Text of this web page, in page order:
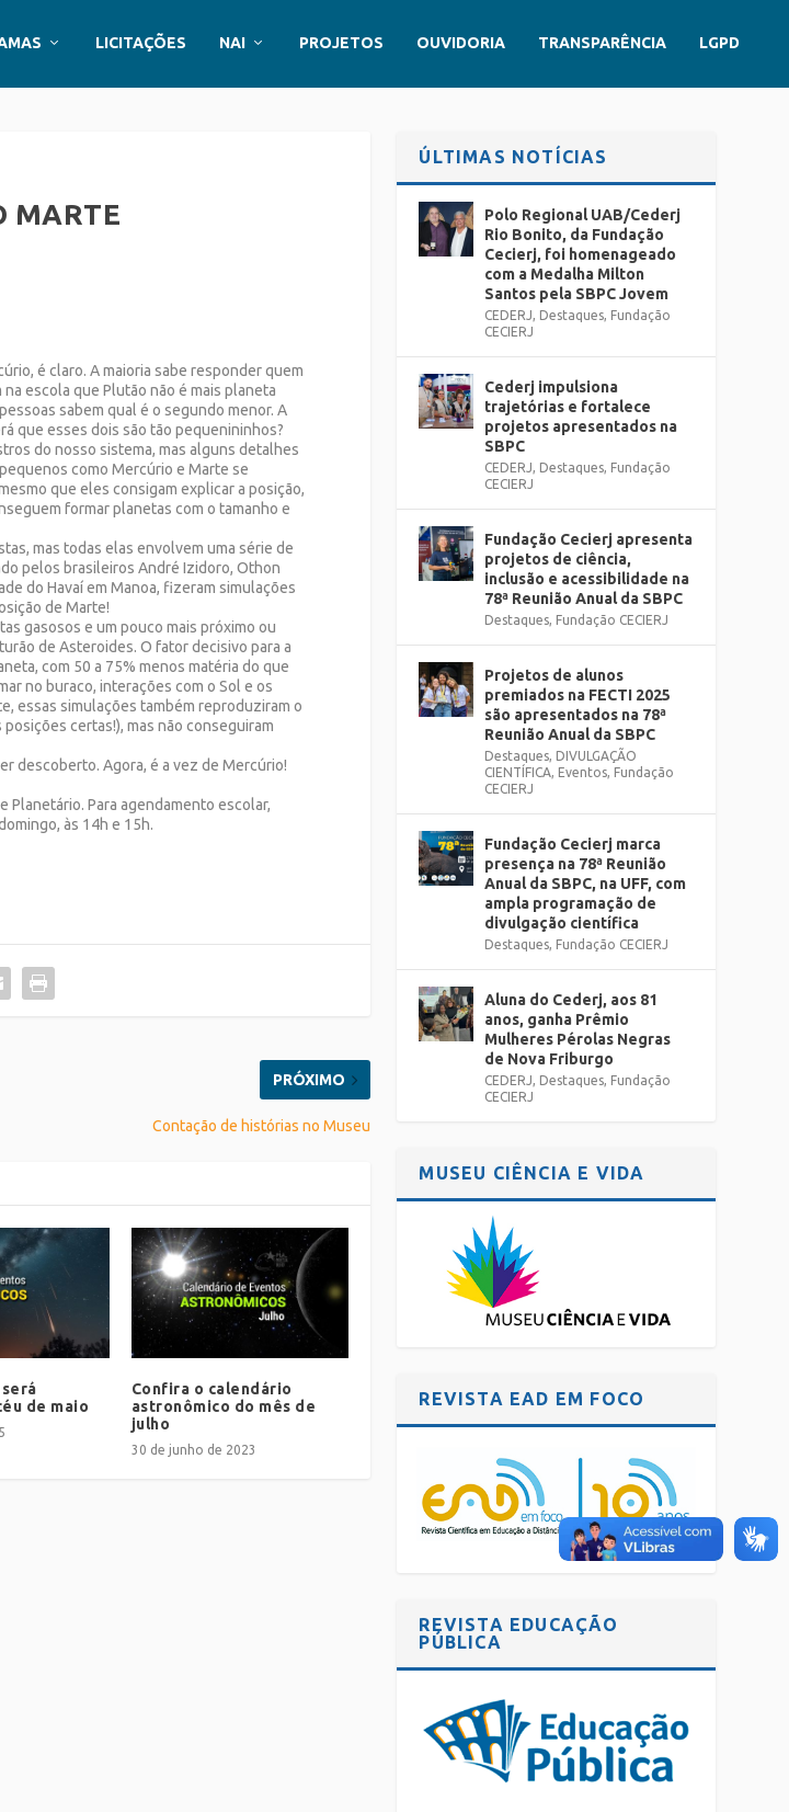
LICITAÇÕES NAI PROJETOS OUVIDORIA TRANSPARÊNCIA LGPD
MARTE
é claro. A maioria sabe responder quem
escola que Plutão não é mais planeta
sabem qual é o segundo menor. A
que esses dois são tão pequenininhos?
do nosso sistema, mas alguns detalhes
como Mercúrio e Marte se
que eles consigam explicar a posição,
formar planetas com o tamanho e
mas todas elas envolvem uma série de
pelos brasileiros André Izidoro, Othon
do Havaí em Manoa, fizeram simulações
de Marte!
gasosos e um pouco mais próximo ou
de Asteroides. O fator decisivo para a
com 50 a 75% menos matéria do que
no buraco, interações com o Sol e os
essas simulações também reproduziram o
certas!), mas não conseguiram
descoberto. Agora, é a vez de Mercúrio!
Planetário. Para agendamento escolar,
às 14h e 15h.
PRÓXIMO
Contação de histórias no Museu
de maio
Confira o calendário
astronômico do mês de
julho
30 de junho de 2023
ÚLTIMAS NOTÍCIAS
Polo Regional UAB/Cederj
Rio Bonito, da Fundação
Cecierj, foi homenageado
com a Medalha Milton
Santos pela SBPC Jovem
CEDERJ, Destaques, Fundação
CECIERJ
Cederj impulsiona
trajetórias e fortalece
projetos apresentados na
SBPC
CEDERJ, Destaques, Fundação
CECIERJ
Fundação Cecierj apresenta
projetos de ciência,
inclusão e acessibilidade na
78ª Reunião Anual da SBPC
Destaques, Fundação CECIERJ
Projetos de alunos
premiados na FECTI 2025
são apresentados na 78ª
Reunião Anual da SBPC
Destaques, DIVULGAÇÃO
CIENTÍFICA, Eventos, Fundação
CECIERJ
Fundação Cecierj marca
presença na 78ª Reunião
Anual da SBPC, na UFF, com
ampla programação de
divulgação científica
Destaques, Fundação CECIERJ
Aluna do Cederj, aos 81
anos, ganha Prêmio
Mulheres Pérolas Negras
de Nova Friburgo
CEDERJ, Destaques, Fundação
CECIERJ
MUSEU CIÊNCIA E VIDA
REVISTA EAD EM FOCO
REVISTA EDUCAÇÃO
PÚBLICA